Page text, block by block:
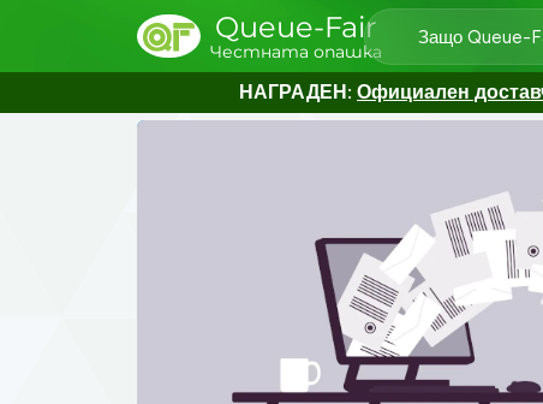
Queue-Fair
Честната опашка
Защо Queue-
НАГРАДЕН: Официален